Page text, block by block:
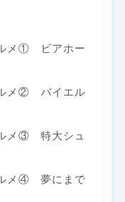
ルメ① ビアホー
ルメ② バイエル
メ③ 特大シュ
ルメ④ 夢にまで